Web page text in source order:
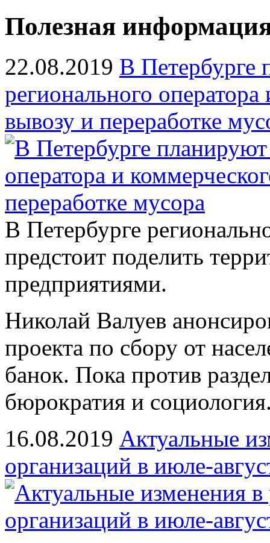
Полезная
22.08.2019 В Петербурге
регионального
вывозу и переработке
В Петербурге
предстоит поделить
предприятиями.
Николай Валуев
проекта по сбору от
банок. Пока против
бюрократия и
16.08.2019 Актуальные
организаций в июле-